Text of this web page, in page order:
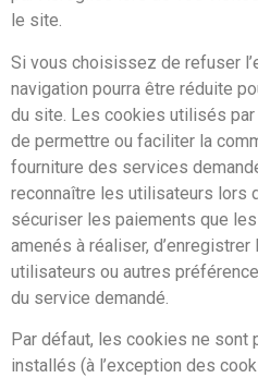
le site.
Si vous choisissez de refuser
navigation pourra être réduite
du site. Les cookies utilisés
de permettre ou faciliter la
fourniture des services
reconnaître les utilisateurs lors
sécuriser les paiements que
amenés à réaliser,
utilisateurs ou autres
du service demandé.
Par défaut, les cookies ne sont
installés (à l’exception des